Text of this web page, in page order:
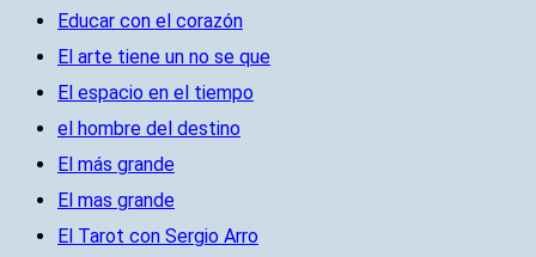
Educar con el corazón
El arte tiene un no se que
El espacio en el tiempo
el hombre del destino
El más grande
El mas grande
El Tarot con Sergio Arro